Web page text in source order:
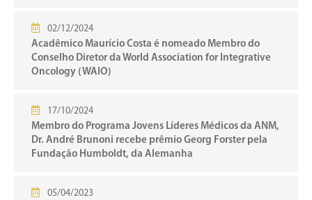
02/12/2024
Acadêmico Maurício Costa é nomeado Membro do
Conselho Diretor da World Association for Integrative
Oncology (WAIO)
17/10/2024
Membro do Programa Jovens Líderes Médicos da ANM,
Dr. André Brunoni recebe prêmio Georg Forster pela
Fundação Humboldt, da Alemanha
05/04/2023